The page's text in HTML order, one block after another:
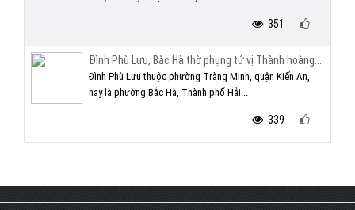
351
Đình Phù Lưu, Bắc Hà thờ phụng tứ vị Thành hoàng...
Đình Phù Lưu thuộc phường Tràng Minh, quận Kiến An,
nay là phường Bắc Hà, Thành phố Hải...
339